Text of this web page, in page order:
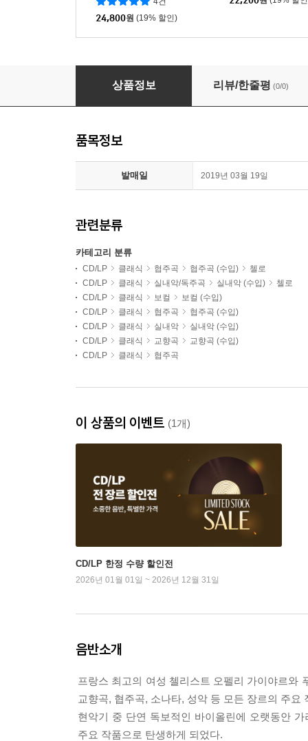
24,800원 (19% 할인)
Ophelie Gaillard 보케리니: 첼로 협주곡
상품정보 리뷰/한줄평 (0/0)
품목정보
발매일 2019년 03월 19일
관련분류
카테고리 분류
CD/LP 클래식 협주곡 협주곡 (수입)
첼로
CD/LP
클래식 실내악/독주곡 실내악 (수입)
첼로
CD/LP
클래식 보컬
보컬 (수입)
CD/LP
클래식 협주곡
협주곡 (수입)
CD/LP
클래식 실내악
실내악 (수입)
CD/LP
클래식 교향곡
교향곡 (수입)
CD/LP
클래식 협주곡
이 상품의 이벤트 (1개)
CD/LP 한정 수량 할인전
2026년 01월 01일 ~ 2026년 12월 31일
음반소개
프랑스 최고의 여성 첼리스트 오펠리 가이야르와
교향곡, 협주곡, 소나타, 성악 등 모든 장르의 주요
현악기 중 단연 독보적인 바이올린에 오랫동안
주요 작품으로 탄생하게 되었다.